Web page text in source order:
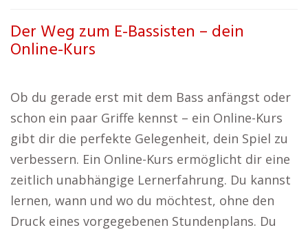
Der Weg zum E-Bassisten – dein
Online-Kurs
Ob du gerade erst mit dem Bass anfängst oder
schon ein paar Griffe kennst – ein Online-Kurs
gibt dir die perfekte Gelegenheit, dein Spiel zu
verbessern. Ein Online-Kurs ermöglicht dir eine
zeitlich unabhängige Lernerfahrung. Du kannst
lernen, wann und wo du möchtest, ohne den
Druck eines vorgegebenen Stundenplans. Du